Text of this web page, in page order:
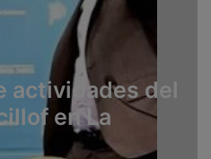
actividades del
en La